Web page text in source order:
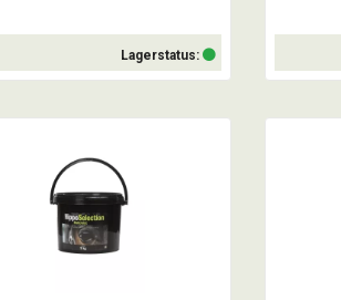
Lagerstatus:
Köp